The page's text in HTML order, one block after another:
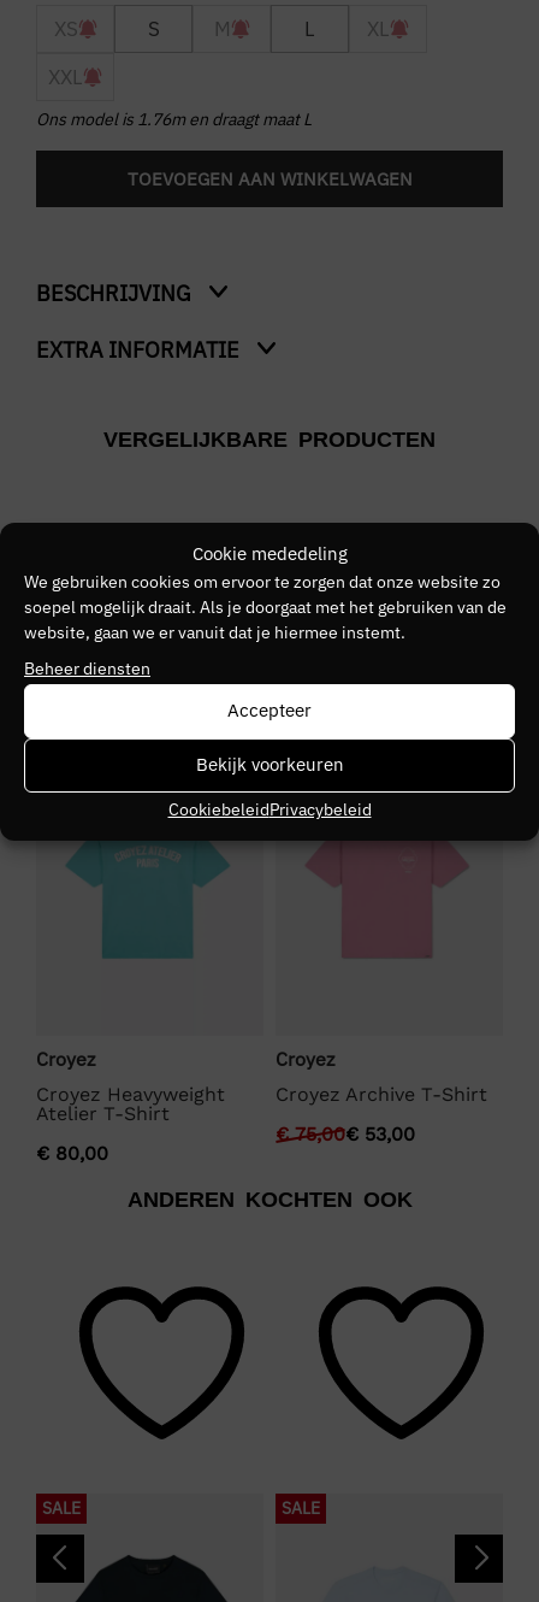
Cookie mededeling
We gebruiken cookies om ervoor te zorgen dat onze website zo
soepel mogelijk draait. Als je doorgaat met het gebruiken van de
website, gaan we er vanuit dat je hiermee instemt.
Beheer diensten
Accepteer
Bekijk voorkeuren
CookiebeleidPrivacybeleid
XS S M L
XL
XXL
Ons model is 1.76m en draagt maat L
TOEVOEGEN AAN WINKELWAGEN
BESCHRIJVING
Heavyweight Atelier T-Shirt
EXTRA INFORMATIE
Grijs
Kleurnummer
20
Seizoen
VERGELIJKBARE PRODUCTEN
Croyez
Croyez Heavyweight
Atelier T-Shirt
€ 80,00
Croyez
Croyez Archive T-Shirt
€75,00€ 53,00
ANDEREN KOCHTEN OOK
SALE SALE